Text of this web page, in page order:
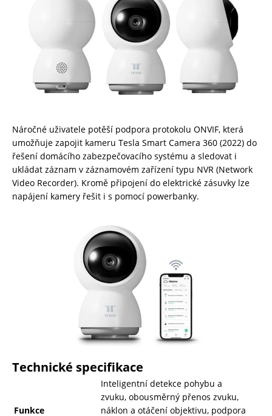
Náročné uživatele potěší podpora protokolu ONVIF, která
umožňuje zapojit kameru Tesla Smart Camera 360 (2022) do
řešení domácího zabezpečovacího systému a sledovat i
ukládat záznam v záznamovém zařízení typu NVR (Network
Video Recorder). Kromě připojení do elektrické zásuvky lze
napájení kamery řešit i s pomocí powerbanky.
Technické specifikace
Funkce
Inteligentní detekce pohybu a
zvuku, obousměrný přenos zvuku,
náklon a otáčení objektivu, podpora